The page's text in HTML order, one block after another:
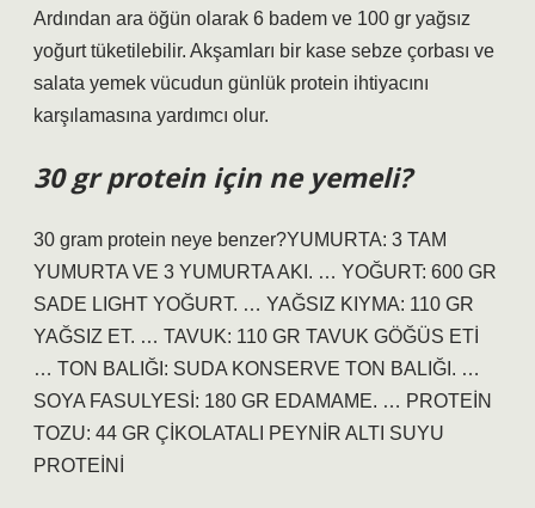
Ardından ara öğün olarak 6 badem ve 100 gr yağsız
yoğurt tüketilebilir. Akşamları bir kase sebze çorbası ve
salata yemek vücudun günlük protein ihtiyacını
karşılamasına yardımcı olur.
30 gr protein için ne yemeli?
30 gram protein neye benzer?YUMURTA: 3 TAM
YUMURTA VE 3 YUMURTA AKI. … YOĞURT: 600 GR
SADE LIGHT YOĞURT. … YAĞSIZ KIYMA: 110 GR
YAĞSIZ ET. … TAVUK: 110 GR TAVUK GÖĞÜS ETİ
… TON BALIĞI: SUDA KONSERVE TON BALIĞI. …
SOYA FASULYESİ: 180 GR EDAMAME. … PROTEİN
TOZU: 44 GR ÇİKOLATALI PEYNİR ALTI SUYU
PROTEİNİ